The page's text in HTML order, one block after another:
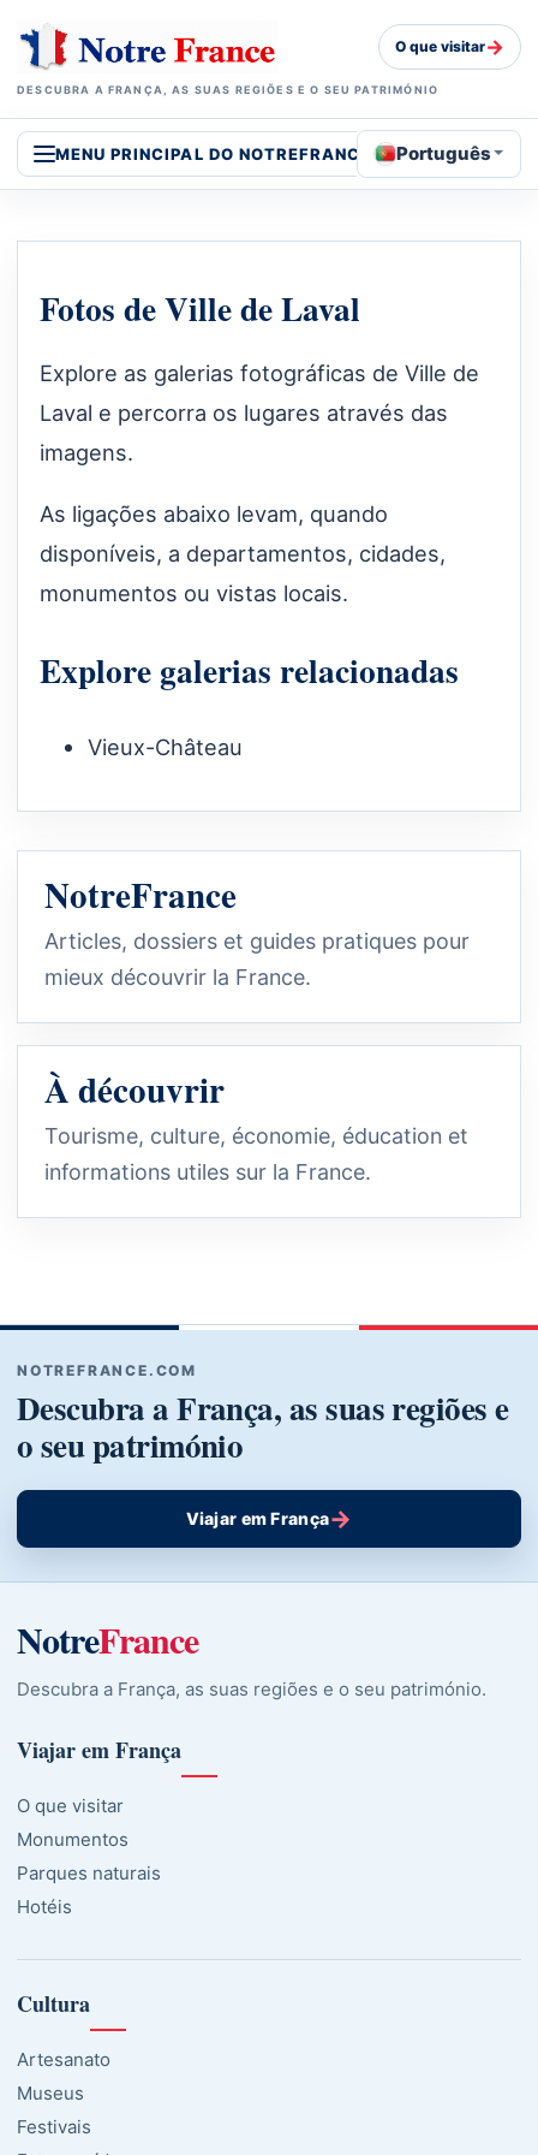
DESCUBRA A FRANÇA, AS SUAS REGIÕES E O SEU PATRIMÓNIO
O que visitar→
MENU PRINCIPAL DO NOTREFRANCE Português
Fotos de Ville de Laval
Explore as galerias fotográficas de Ville de
Laval e percorra os lugares através das
imagens.
As ligações abaixo levam, quando
disponíveis, a departamentos, cidades,
monumentos ou vistas locais.
Explore galerias relacionadas
Vieux-Château
NotreFrance
Articles, dossiers et guides pratiques pour
mieux découvrir la France.
À découvrir
Tourisme, culture, économie, éducation et
informations utiles sur la France.
NOTREFRANCE.COM
Descubra a França, as suas regiões e
o seu património
Viajar em França→
NotreFrance
Descubra a França, as suas regiões e o seu património.
Viajar em França
O que visitar
Monumentos
Parques naturais
Hotéis
Cultura
Artesanato
Museus
Festivais